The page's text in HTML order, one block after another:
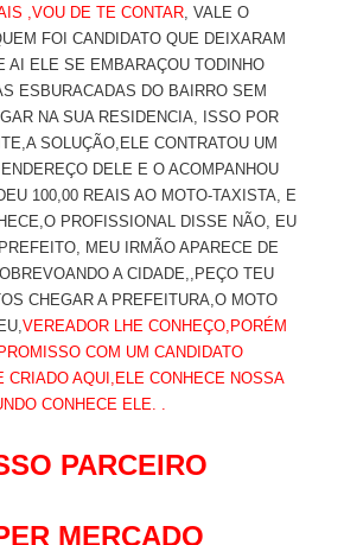
,VOU DE TE CONTAR, VALE O
FOI CANDIDATO QUE DEIXARAM
AI ELE SE EMBARAÇOU TODINHO
ESBURACADAS DO BAIRRO SEM
NA SUA RESIDENCIA, ISSO POR
SOLUÇÃO,ELE CONTRATOU UM
DELE E O ACOMPANHOU
100,00 REAIS AO MOTO-TAXISTA, E
PROFISSIONAL DISSE NÃO, EU
MEU IRMÃO APARECE DE
A CIDADE,,PEÇO TEU
CHEGAR A PREFEITURA,O MOTO
VEREADOR LHE CONHEÇO,PORÉM
COM UM CANDIDATO
CRIADO AQUI,ELE CONHECE NOSSA
CONHECE ELE. .
PARCEIRO
MERCADO